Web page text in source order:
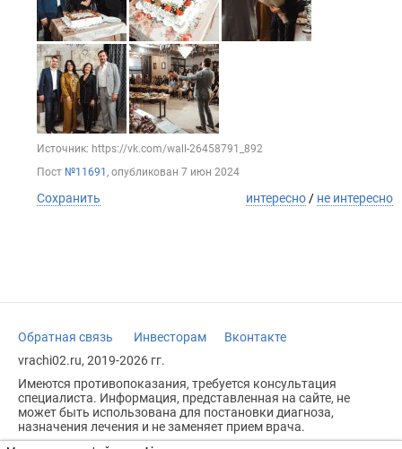
Источник: https://vk.com/wall-26458791_892
Пост №11691 , опубликован 7 июн 2024
Сохранить интересно / не интересно
Обратная связь Инвесторам
Вконтакте
vrachi02.ru, 2019-2026 гг.
Имеются противопоказания, требуется консультация
специалиста. Информация, представленная на сайте, не
может быть использована для постановки диагноза,
назначения лечения и не заменяет прием врача.